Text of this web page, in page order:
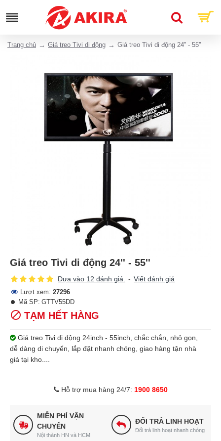
Trang chủ Giá treo Tivi di động Giá treo Tivi di động 24'' - 55''
Giá treo Tivi di động 24'' - 55''
Dựa vào 12 đánh giá. - Viết đánh giá
Lượt xem: 27296
TẠM HẾT HÀNG
Mã SP: GTTV55DD
Giá treo Tivi di động 24inch - 55inch, chắc chắn, nhỏ gọn,
dễ dàng di chuyển, lắp đặt nhanh chóng, giao hàng tận nhà
giá tại kho....
Hỗ trợ mua hàng 24/7: 1900 8650
MIỄN PHÍ VẬN
CHUYỂN
Nội thành HN và HCM
ĐỔI TRẢ LINH HOẠT
Đổi trả linh hoạt nhanh chóng